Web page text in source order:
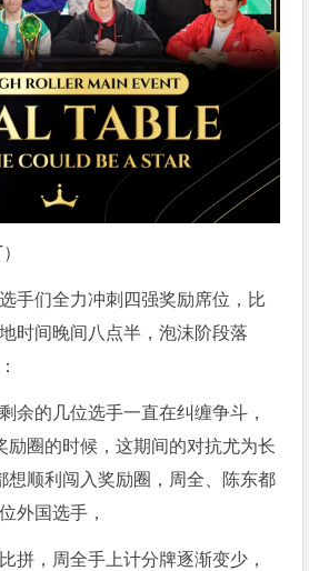
手们全力冲刺四强奖励席位，比
时间晚间八点半，泡沫阶段落
余的几位选手一直在纠缠争斗，
励圈的时候，这期间的对抗尤为长
想顺利闯入奖励圈，周全、陈东都
外国选手，
拼，周全手上计分牌逐渐变少，